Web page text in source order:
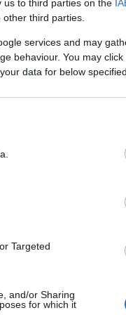
us to third parties on the
third parties.
services and may
behaviour. You may
data for below
Targeted
and/or Sharing
for which it
με το ματς